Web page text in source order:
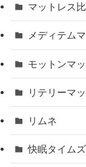
マットレス
メディテム
モットンマ
リテリーマ
リムネ
快眠タイムズ